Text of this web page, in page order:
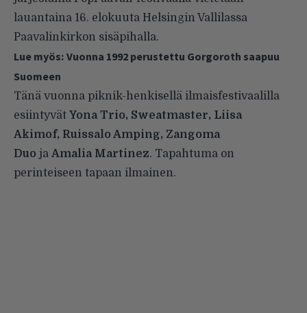
lauantaina 16. elokuuta Helsingin Vallilassa
Paavalinkirkon sisäpihalla.
Lue myös: Vuonna 1992 perustettu Gorgoroth saapuu
Suomeen
Tänä vuonna piknik-henkisellä ilmaisfestivaalilla
esiintyvät Yona Trio, Sweatmaster, Liisa
Akimof, Ruissalo Amping, Zangoma
Duo ja Amalia Martinez. Tapahtuma on
perinteiseen tapaan ilmainen.